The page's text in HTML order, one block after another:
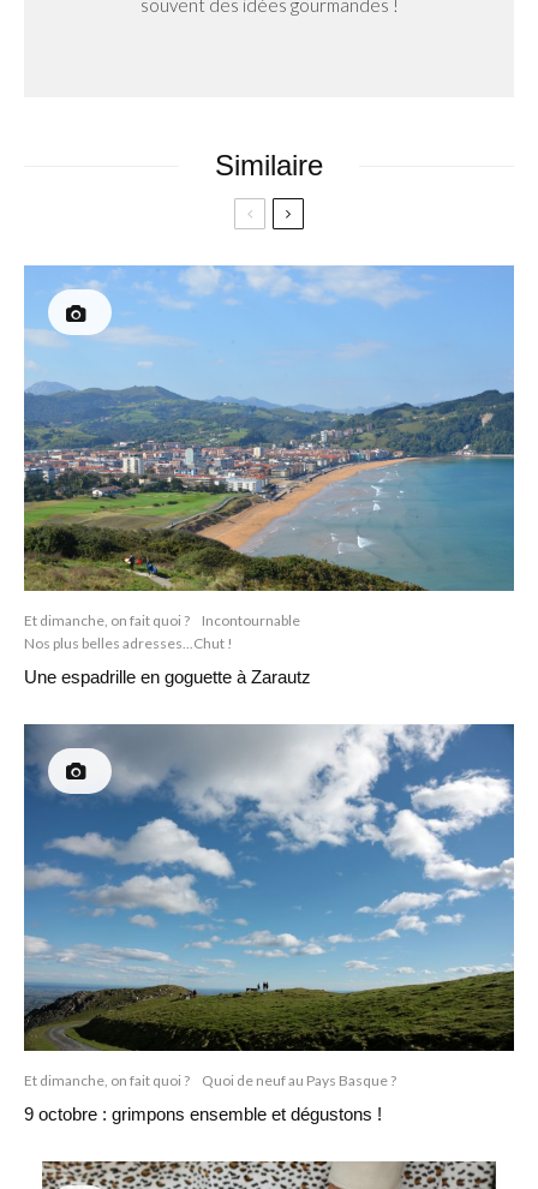
souvent des idées gourmandes !
Similaire
Et dimanche, on fait quoi ?
Incontournable
Nos plus belles adresses...Chut !
Une espadrille en goguette à Zarautz
Et dimanche, on fait quoi ? Quoi de neuf au Pays Basque ?
9 octobre : grimpons ensemble et dégustons !